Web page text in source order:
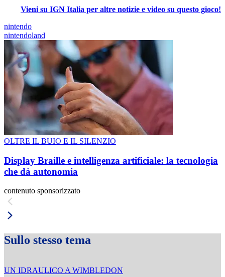
Vieni su IGN Italia per altre notizie e video su questo gioco!
nintendo
nintendoland
OLTRE IL BUIO E IL SILENZIO
Display Braille e intelligenza artificiale: la tecnologia
che dà autonomia
contenuto sponsorizzato
Sullo stesso tema
UN IDRAULICO A WIMBLEDON